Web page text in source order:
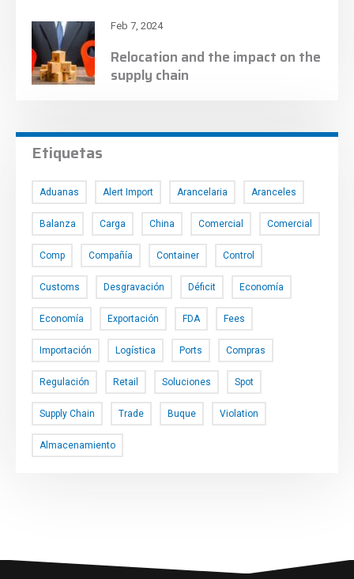
Feb 7, 2024
Relocation and the impact on the
supply chain
Etiquetas
Aduanas Alert Import Arancelaria Aranceles
Balanza Carga China Comercial Comercial
Comp Compañía Container Control
Customs Desgravación Déficit Economía
Economía Exportación FDA Fees
Importación Logística Ports Compras
Regulación Retail Soluciones Spot
Supply Chain Trade Buque Violation
Almacenamiento